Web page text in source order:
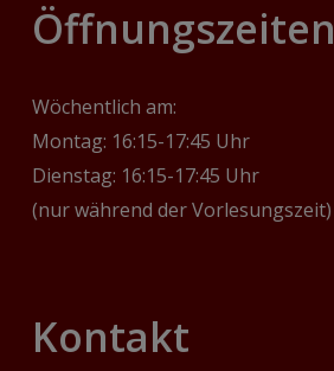
‎Öffnungszeiten
Wöchentlich am:
Montag: 16:15-17:45 Uhr
Dienstag: 16:15-17:45 Uhr
(nur während der Vorlesungszeit)
Kontakt